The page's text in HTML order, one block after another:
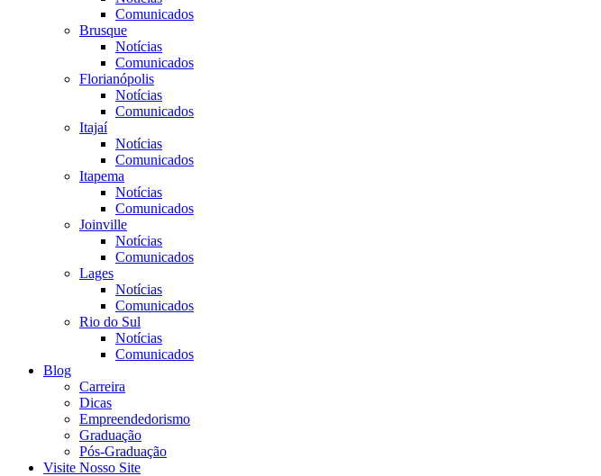
Comunicados
Brusque
Notícias
Comunicados
Florianópolis
Notícias
Comunicados
Itajaí
Notícias
Comunicados
Itapema
Notícias
Comunicados
Joinville
Notícias
Comunicados
Lages
Notícias
Comunicados
Rio do Sul
Notícias
Comunicados
Blog
Carreira
Dicas
Empreendedorismo
Graduação
Pós-Graduação
Visite Nosso Site